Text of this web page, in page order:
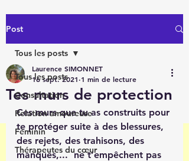
Post
Tous les posts
Consultation
Relation amoureuse
Féminin
Thérapeutes du cœur
Tous les posts
Tes murs de protection
Laurence SIMONNET
16 sept. 2021 1 min de lecture
Ces murs que tu as construits pour
te protéger suite à des blessures,
des rejets, des trahisons, des
manques,...  ne t’empêchent pas